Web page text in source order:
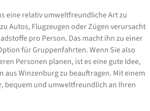
eine relativ umweltfreundliche Art zu
Autos, Flugzeugen oder Zügen verursacht
pro Person. Das macht ihn zu einer
für Gruppenfahrten. Wenn Sie also
Personen planen, ist es eine gute Idee,
aus Winzenburg zu beauftragen. Mit einem
bequem und umweltfreundlich an Ihren